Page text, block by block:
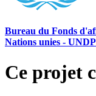
Bureau du Fonds
Nations unies -
Ce projet